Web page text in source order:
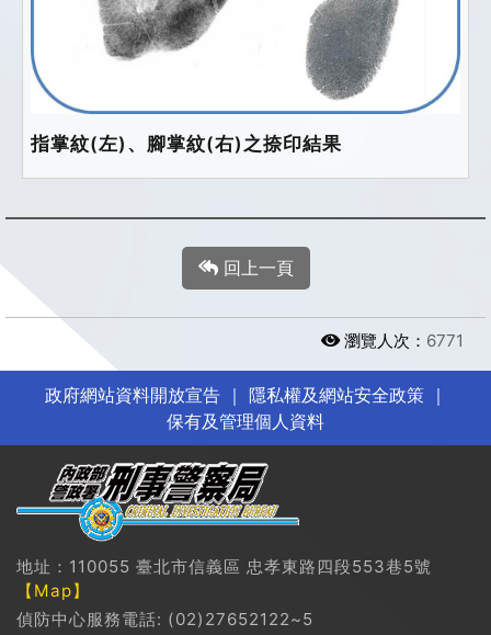
指掌紋(左)、腳掌紋(右)之捺印結果
回上一頁
瀏覽人次： 6771
政府網站資料開放宣告｜ 隱私權及網站安全政策｜
保有及管理個人資料
地址：110055 臺北市信義區 忠孝東路四段553巷5號
【Map】
偵防中心服務電話: (02)27652122~5